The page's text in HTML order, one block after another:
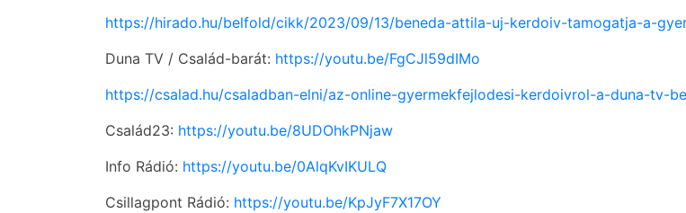
https://hirado.hu/belfold/cikk/2023/09/13/beneda-attila-uj-kerdoiv-tamogatja-a-
Duna TV / Család-barát: https://youtu.be/FgCJl59dIMo
https://csalad.hu/csaladban-elni/az-online-gyermekfejlodesi-kerdoivrol-a-duna-tv-
Család23: https://youtu.be/8UDOhkPNjaw
Info Rádió: https://youtu.be/0AlqKvIKULQ
Csillagpont Rádió: https://youtu.be/KpJyF7X17OY